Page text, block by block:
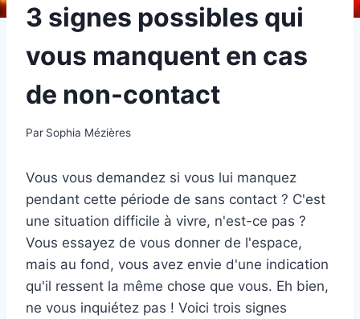
3 signes possibles qui
vous manquent en cas
de non-contact
Par Sophia Mézières
Vous vous demandez si vous lui manquez
pendant cette période de sans contact ? C'est
une situation difficile à vivre, n'est-ce pas ?
Vous essayez de vous donner de l'espace,
mais au fond, vous avez envie d'une indication
qu'il ressent la même chose que vous. Eh bien,
ne vous inquiétez pas ! Voici trois signes